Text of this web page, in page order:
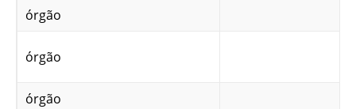
órgão
órgão
órgão